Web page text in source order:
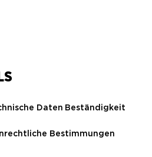
Daten Beständigkeit
Bestimmungen